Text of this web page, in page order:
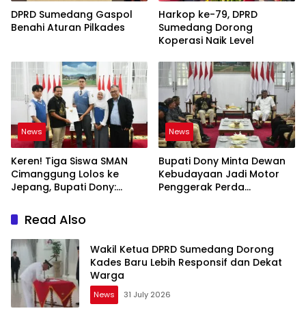
DPRD Sumedang Gaspol
Benahi Aturan Pilkades
Harkop ke-79, DPRD
Sumedang Dorong
Koperasi Naik Level
News
Keren! Tiga Siswa SMAN
Cimanggung Lolos ke
Jepang, Bupati Dony:
News
Bupati Dony Minta Dewan
Kebudayaan Jadi Motor
Penggerak Perda
Read Also
Wakil Ketua DPRD Sumedang Dorong
Kades Baru Lebih Responsif dan Dekat
Warga
News 31 July 2026